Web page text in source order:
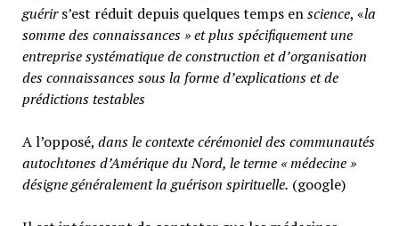
guérirs’est réduit depuis quelques temps enscience, «la
somme des connaissances » et plus spécifiquement une
entreprise systématique de construction et d’organisation
des connaissances sous la forme d’explications et de
prédictions testables
A l’opposé, dans le contexte cérémoniel des communautés
autochtones d’Amérique du Nord, le terme « médecine »
désigne généralementla guérison spirituelle. (google)